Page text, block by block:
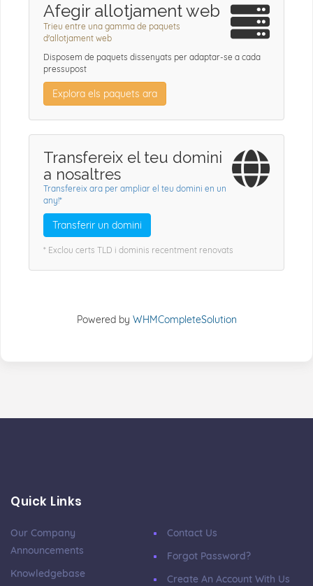
Afegir allotjament web
Trieu entre una gamma de paquets
d'allotjament web
Disposem de paquets dissenyats per adaptar-se a cada
pressupost
Explora els paquets ara
Transfereix el teu domini
a nosaltres
Transfereix ara per ampliar el teu domini en un
any!*
Transferir un domini
* Exclou certs TLD i dominis recentment renovats
Powered by WHMCompleteSolution
Quick Links
Our Company
Announcements
Knowledgebase
Contact Us
Forgot Password?
Create An Account With Us